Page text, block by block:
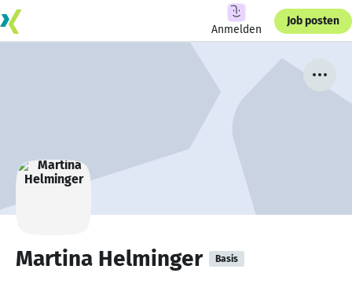
Anmelden
Job posten
Martina Helminger Basis